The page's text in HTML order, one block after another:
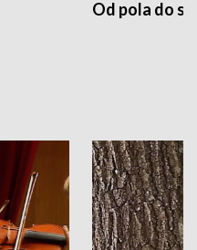
Od pola do